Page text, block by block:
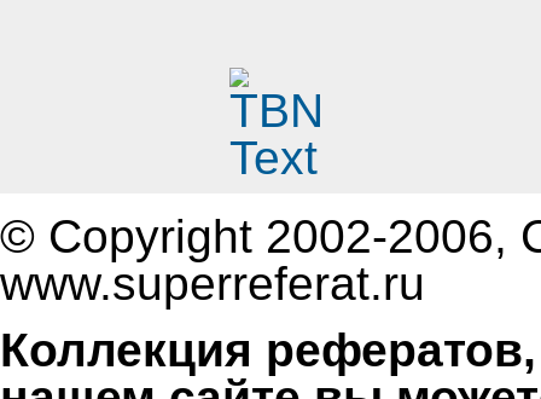
© Copyright 2002-2006,
www.superreferat.ru
Коллекция